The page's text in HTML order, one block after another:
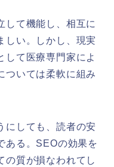
して機能し、相互に
しい。しかし、現実
して医療専門家によ
ついては柔軟に組み
にしても、読者の安
ある。SEOの効果を
の質が損なわれてし